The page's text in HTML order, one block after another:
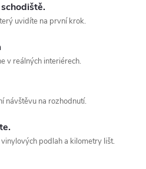
uvidíte na první krok.
v reálných interiérech.
návštěvu na rozhodnutí.
podlah a kilometry lišt.